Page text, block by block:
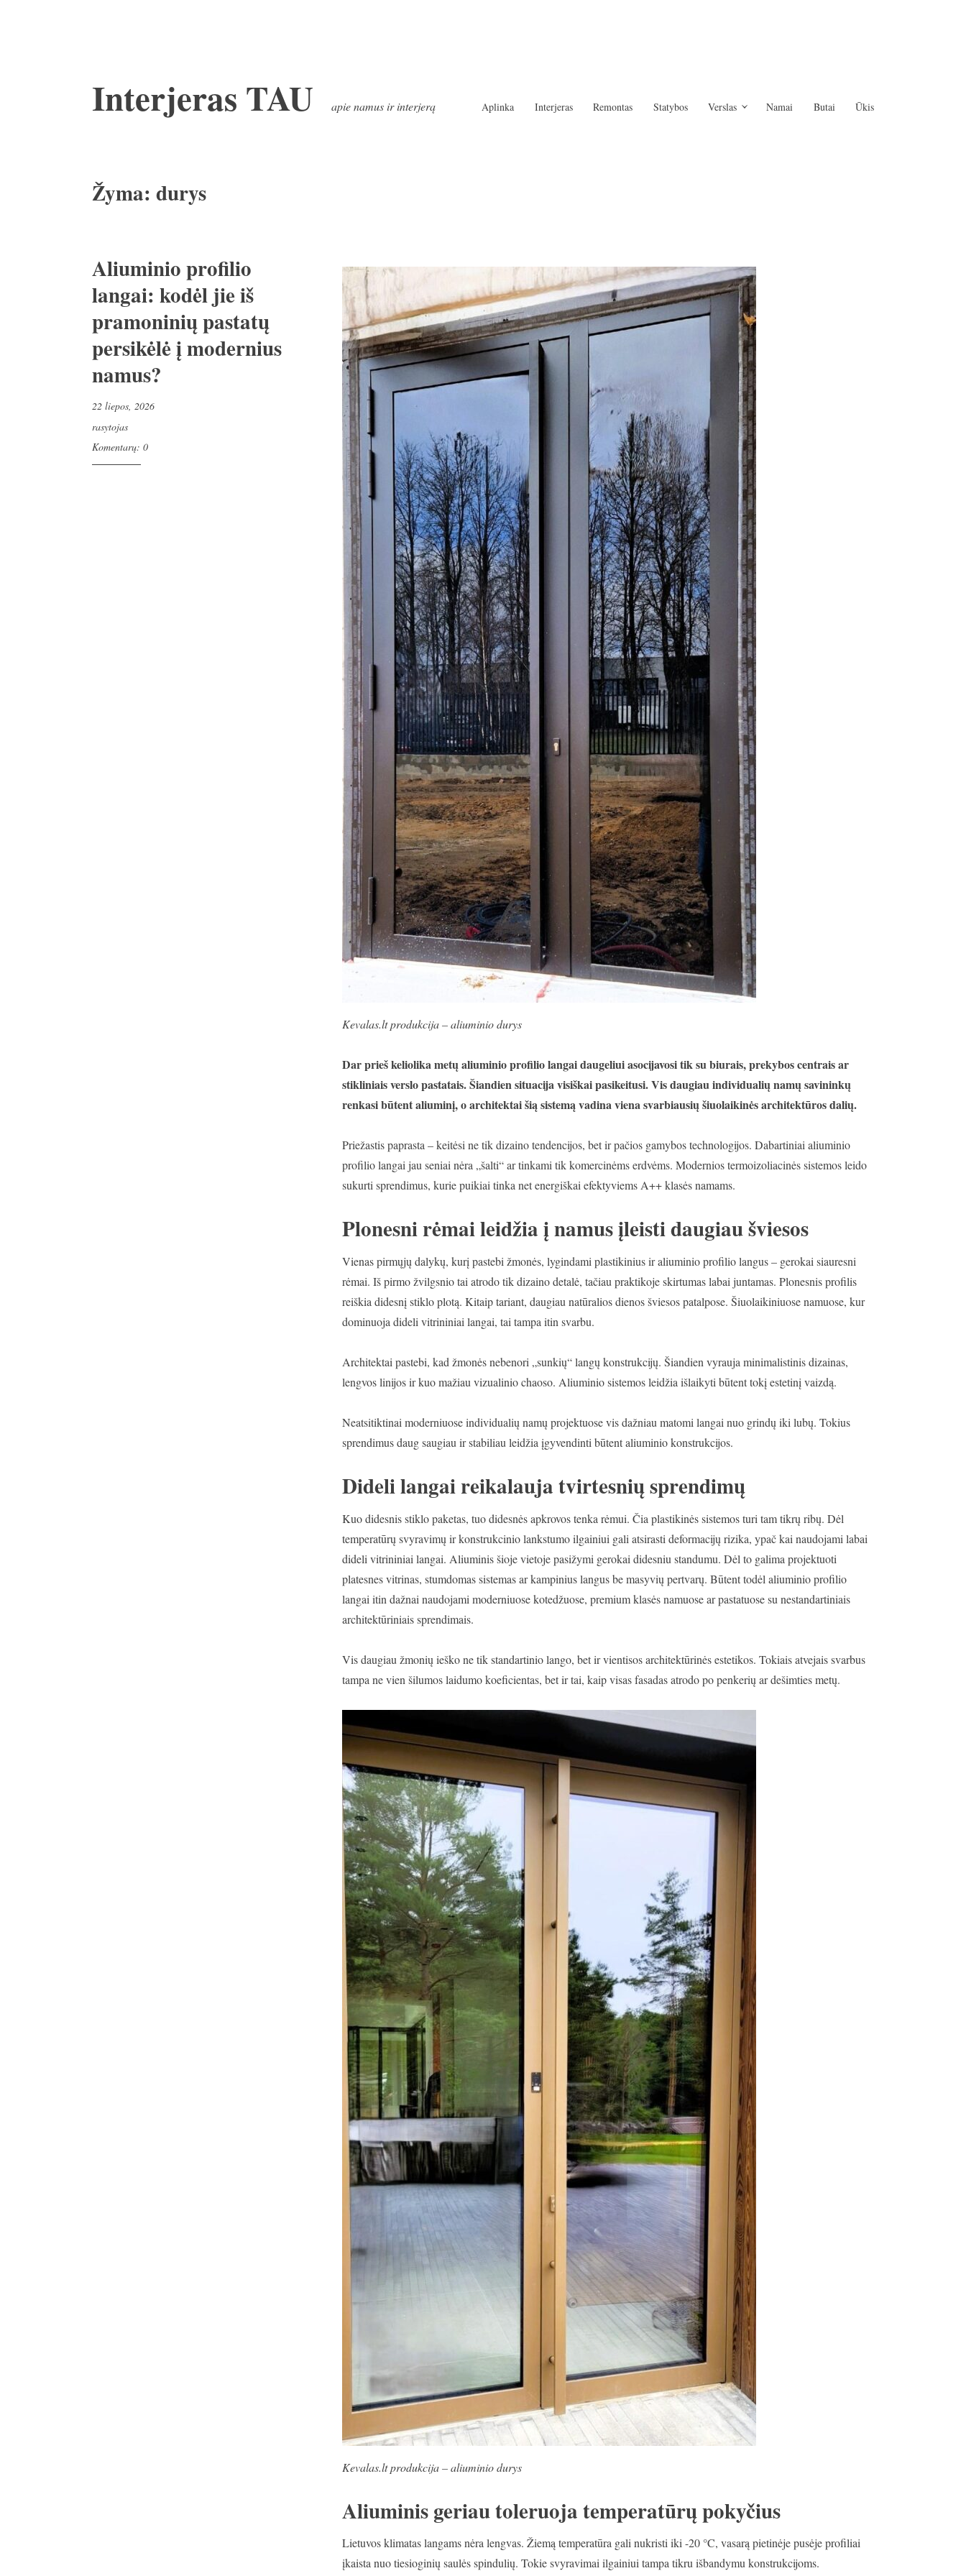
prie
turinio
Interjeras TAU apie namus ir interjerą Aplinka Interjeras Remontas Statybos Verslas Namai Butai Ūkis
Žyma: durys
Aliuminio profilio
langai: kodėl jie iš
pramoninių pastatų
persikėlė į modernius
namus?
22 liepos, 2026
rasytojas
Komentarų: 0
Kevalas.lt produkcija – aliuminio durys
Dar prieš keliolika metų aliuminio profilio langai daugeliui asocijavosi tik su biurais, prekybos centrais ar
stikliniais verslo pastatais. Šiandien situacija visiškai pasikeitusi. Vis daugiau individualių namų savininkų
renkasi būtent aliuminį, o architektai šią sistemą vadina viena svarbiausių šiuolaikinės architektūros dalių.
Priežastis paprasta – keitėsi ne tik dizaino tendencijos, bet ir pačios gamybos technologijos. Dabartiniai aliuminio
profilio langai jau seniai nėra „šalti“ ar tinkami tik komercinėms erdvėms. Modernios termoizoliacinės sistemos leido
sukurti sprendimus, kurie puikiai tinka net energiškai efektyviems A++ klasės namams.
Plonesni rėmai leidžia į namus įleisti daugiau šviesos
Vienas pirmųjų dalykų, kurį pastebi žmonės, lygindami plastikinius ir aliuminio profilio langus – gerokai siauresni
rėmai. Iš pirmo žvilgsnio tai atrodo tik dizaino detalė, tačiau praktikoje skirtumas labai juntamas. Plonesnis profilis
reiškia didesnį stiklo plotą. Kitaip tariant, daugiau natūralios dienos šviesos patalpose. Šiuolaikiniuose namuose, kur
dominuoja dideli vitrininiai langai, tai tampa itin svarbu.
Architektai pastebi, kad žmonės nebenori „sunkių“ langų konstrukcijų. Šiandien vyrauja minimalistinis dizainas,
lengvos linijos ir kuo mažiau vizualinio chaoso. Aliuminio sistemos leidžia išlaikyti būtent tokį estetinį vaizdą.
Neatsitiktinai moderniuose individualių namų projektuose vis dažniau matomi langai nuo grindų iki lubų. Tokius
sprendimus daug saugiau ir stabiliau leidžia įgyvendinti būtent aliuminio konstrukcijos.
Dideli langai reikalauja tvirtesnių sprendimų
Kuo didesnis stiklo paketas, tuo didesnės apkrovos tenka rėmui. Čia plastikinės sistemos turi tam tikrų ribų. Dėl
temperatūrų svyravimų ir konstrukcinio lankstumo ilgainiui gali atsirasti deformacijų rizika, ypač kai naudojami labai
dideli vitrininiai langai. Aliuminis šioje vietoje pasižymi gerokai didesniu standumu. Dėl to galima projektuoti
platesnes vitrinas, stumdomas sistemas ar kampinius langus be masyvių pertvarų. Būtent todėl aliuminio profilio
langai itin dažnai naudojami moderniuose kotedžuose, premium klasės namuose ar pastatuose su nestandartiniais
architektūriniais sprendimais.
Vis daugiau žmonių ieško ne tik standartinio lango, bet ir vientisos architektūrinės estetikos. Tokiais atvejais svarbus
tampa ne vien šilumos laidumo koeficientas, bet ir tai, kaip visas fasadas atrodo po penkerių ar dešimties metų.
Kevalas.lt produkcija – aliuminio durys
Aliuminis geriau toleruoja temperatūrų pokyčius
Lietuvos klimatas langams nėra lengvas. Žiemą temperatūra gali nukristi iki -20 °C, vasarą pietinėje pusėje profiliai
įkaista nuo tiesioginių saulės spindulių. Tokie svyravimai ilgainiui tampa tikru išbandymu konstrukcijoms.